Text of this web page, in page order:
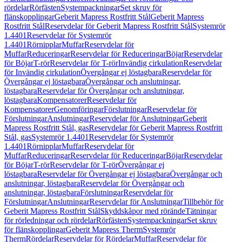
rördelarRörfästenSystempackningarSet skruv för
flänskopplingarGeberit Mapress Rostfritt StålGeberit Mapress
Rostfritt StålReservdelar för Geberit Mapress Rostfritt StålSystemrör
1.4401Reservdelar för Systemrör
1.4401RörnipplarMuffarReservdelar för
MuffarReduceringarReservdelar för ReduceringarBöjarReservdelar
för BöjarT-rörReservdelar för T-rörInvändig cirkulationReservdelar
för Invändig cirkulationÖvergångar ej löstagbaraReservdelar för
Övergångar ej löstagbaraÖvergångar och anslutningar,
löstagbaraReservdelar för Övergångar och anslutningar,
löstagbaraKompensatorerReservdelar för
KompensatorerGenomföringarFörslutningarReservdelar för
FörslutningarAnslutningarReservdelar för AnslutningarGeberit
Mapress Rostfritt Stål, gasReservdelar för Geberit Mapress Rostfritt
Stål, gasSystemrör 1.4401Reservdelar för Systemrör
1.4401RörnipplarMuffarReservdelar för
MuffarReduceringarReservdelar för ReduceringarBöjarReservdelar
för BöjarT-rörReservdelar för T-rörÖvergångar ej
löstagbaraReservdelar för Övergångar ej löstagbaraÖvergångar och
anslutningar, löstagbaraReservdelar för Övergångar och
anslutningar, löstagbaraFörslutningarReservdelar för
FörslutningarAnslutningarReservdelar för AnslutningarTillbehör för
Geberit Mapress Rostfritt StålSkyddskåpor med rörändeTätningar
för rörledningar och rördelarRörfästenSystempackningarSet skruv
för flänskopplingarGeberit Mapress ThermSystemrör
ThermRördelarReservdelar för RördelarMuffarReservdelar för